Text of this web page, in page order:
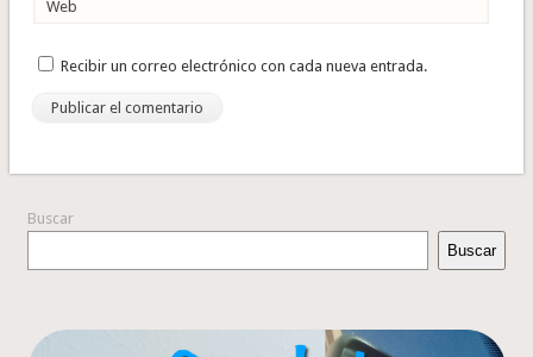
Web
Recibir un correo electrónico con cada nueva entrada.
Buscar
Buscar